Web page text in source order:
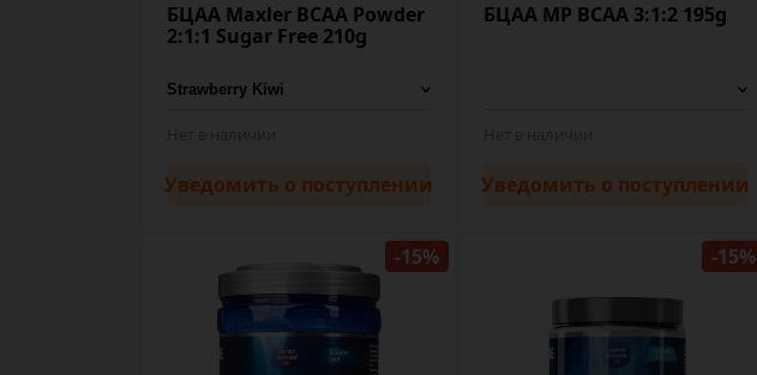
БЦАА Maxler BCAA Powder
2:1:1 Sugar Free 210g
Уведомить о поступлении
БЦАА MP BCAA 3:1:2 195g
Уведомить о поступлении
-15% -15%